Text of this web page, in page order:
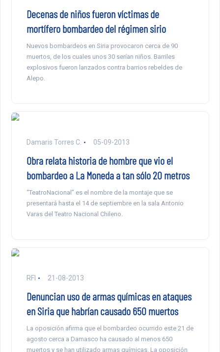
Decenas de niños fueron víctimas de
mortífero bombardeo del régimen sirio
Nuevos bombardeos en Siria provocaron cerca de 90
muertos, de los cuales unos 30 serían niños. Barriles
explosivos fueron lanzados contra barrios rebeldes de
Alepo.
Damaris Torres C. 05-09-2013
Obra relata historia de hombre que vio el
bombardeo a La Moneda a tan sólo 20 metros
“TeatroNacional” es el nombre de la montaje que se
presentará hasta el 14 de septiembre en la sala Antonio
Varas del Teatro Nacional Chileno.
RFI 21-08-2013
Denuncian uso de armas químicas en ataques
en Siria que habrían causado 650 muertos
La oposición afirma que el bombardeo ocurrido este 21 de
agosto cerca a Damasco ha causado al menos 650
muertos y se han utilizado armas químicas. La oposición